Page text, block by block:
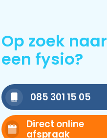
Op zoek naar
een fysio?
085 301 15 05
Direct online
afspraak